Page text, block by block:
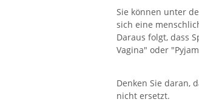
Sie können unter
sich eine
Daraus folgt, dass
Vagina" oder
Denken Sie daran,
nicht ersetzt.